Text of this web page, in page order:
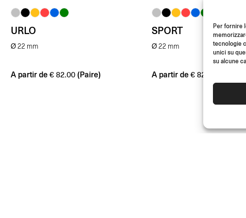
Per fornire
tecnologie
unici su
su alcune
URLO
Ø 22 mm
A partir de € 82.00 (Paire)
SPORT
Ø 22 mm
A partir de € 82.00